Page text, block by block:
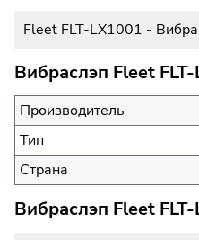
Fleet FLT-LX1001 -
Вибраслэп Fleet
Производитель
Тип
Страна
Вибраслэп Fleet